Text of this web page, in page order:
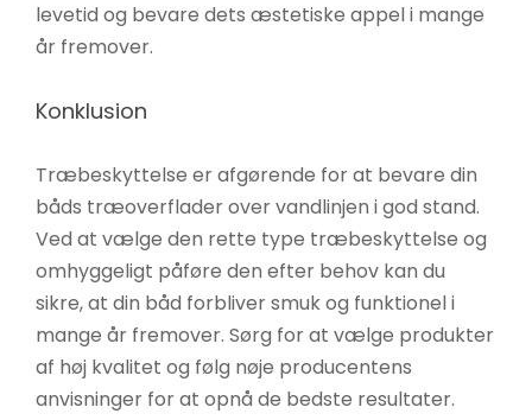
levetid og bevare dets æstetiske appel i mange
år fremover.
Konklusion
Træbeskyttelse er afgørende for at bevare din
båds træoverflader over vandlinjen i god stand.
Ved at vælge den rette type træbeskyttelse og
omhyggeligt påføre den efter behov kan du
sikre, at din båd forbliver smuk og funktionel i
mange år fremover. Sørg for at vælge produkter
af høj kvalitet og følg nøje producentens
anvisninger for at opnå de bedste resultater.